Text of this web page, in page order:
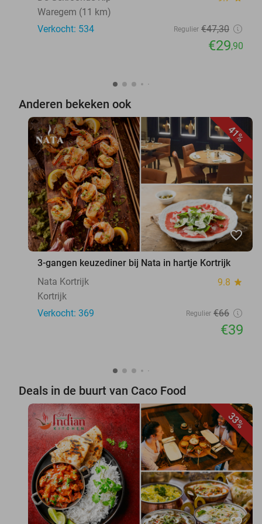
Waregem (11 km)
Verkocht: 534
Regulier €47,30
€29,90
Anderen bekeken ook
41%
favorite_border
3-gangen keuzediner bij Nata in hartje Kortrijk
Nata Kortrijk
9.8 star
Kortrijk
Verkocht: 369
Regulier €66
€39
Deals in de buurt van Caco Food
33%